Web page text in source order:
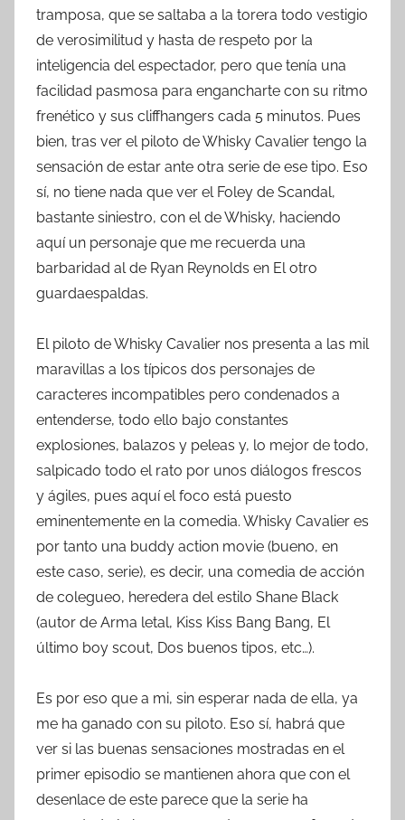
tramposa, que se saltaba a la torera todo vestigio
de verosimilitud y hasta de respeto por la
inteligencia del espectador, pero que tenía una
facilidad pasmosa para engancharte con su ritmo
frenético y sus cliffhangers cada 5 minutos. Pues
bien, tras ver el piloto de Whisky Cavalier tengo la
sensación de estar ante otra serie de ese tipo. Eso
sí, no tiene nada que ver el Foley de Scandal,
bastante siniestro, con el de Whisky, haciendo
aquí un personaje que me recuerda una
barbaridad al de Ryan Reynolds en El otro
guardaespaldas.
El piloto de Whisky Cavalier nos presenta a las mil
maravillas a los típicos dos personajes de
caracteres incompatibles pero condenados a
entenderse, todo ello bajo constantes
explosiones, balazos y peleas y, lo mejor de todo,
salpicado todo el rato por unos diálogos frescos
y ágiles, pues aquí el foco está puesto
eminentemente en la comedia. Whisky Cavalier es
por tanto una buddy action movie (bueno, en
este caso, serie), es decir, una comedia de acción
de colegueo, heredera del estilo Shane Black
(autor de Arma letal, Kiss Kiss Bang Bang, El
último boy scout, Dos buenos tipos, etc…).
Es por eso que a mi, sin esperar nada de ella, ya
me ha ganado con su piloto. Eso sí, habrá que
ver si las buenas sensaciones mostradas en el
primer episodio se mantienen ahora que con el
desenlace de este parece que la serie ha